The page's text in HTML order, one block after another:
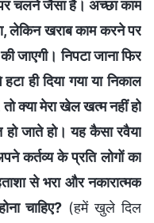
चलने जैसा है। अच्छा काम
लेकिन खराब काम करने पर
जाएगी। निपटा जाना फिर
ही दिया गया या निकाल
क्या मेरा खेल खत्म नहीं हो
हो जाते हो। यह कैसा रवैया
कर्तव्य के प्रति लोगों का
से भरा और नकारात्मक
चाहिए? (हमें खुले दिल